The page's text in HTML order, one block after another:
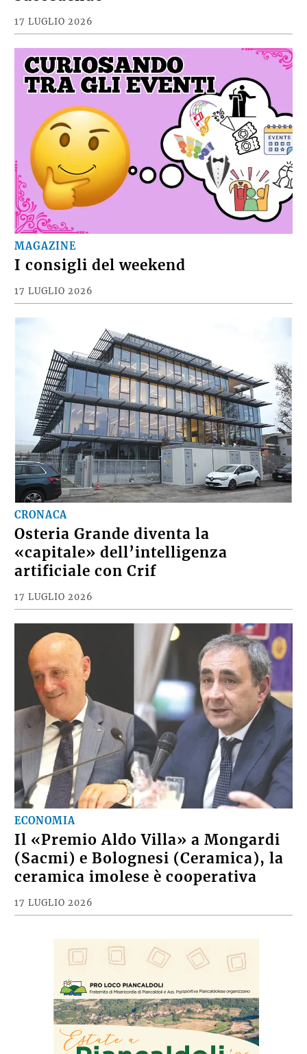
17 LUGLIO 2026
MAGAZINE
I consigli del weekend
17 LUGLIO 2026
CRONACA
Osteria Grande diventa la
«capitale» dell’intelligenza
artificiale con Crif
17 LUGLIO 2026
ECONOMIA
Il «Premio Aldo Villa» a Mongardi
(Sacmi) e Bolognesi (Ceramica), la
ceramica imolese è cooperativa
17 LUGLIO 2026